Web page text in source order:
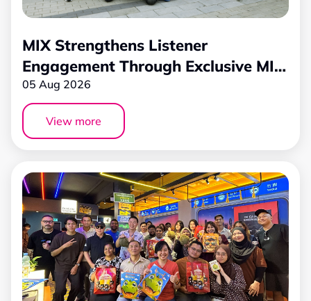
MIX Strengthens Listener
Engagement Through Exclusive MIX
Grand Prix Experience
05 Aug 2026
View more